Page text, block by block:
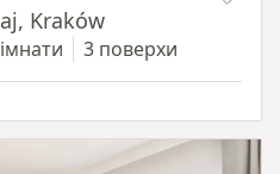
Kraków
3 поверхи